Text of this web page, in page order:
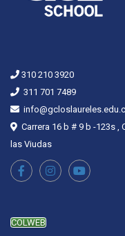
310 210 3920
311 701 7489
Carrera 16 b # 9 b -123s ,
las Viudas
COLWEB